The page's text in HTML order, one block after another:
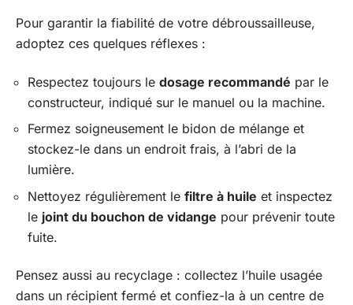
Pour garantir la fiabilité de votre débroussailleuse,
adoptez ces quelques réflexes :
Respectez toujours le dosage recommandé par le
constructeur, indiqué sur le manuel ou la machine.
Fermez soigneusement le bidon de mélange et
stockez-le dans un endroit frais, à l’abri de la
lumière.
Nettoyez régulièrement le filtre à huile et inspectez
le joint du bouchon de vidange pour prévenir toute
fuite.
Pensez aussi au recyclage : collectez l’huile usagée
dans un récipient fermé et confiez-la à un centre de